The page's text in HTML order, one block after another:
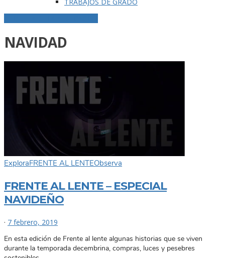
NAVIDAD
ExploraFRENTE AL LENTEObserva
FRENTE AL LENTE – ESPECIAL
NAVIDEÑO
· 7 febrero, 2019
En esta edición de Frente al lente algunas historias que se viven
durante la temporada decembrina, compras, luces y pesebres